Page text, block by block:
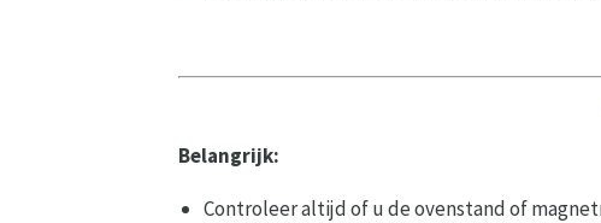
Belangrijk:
Controleer altijd of u de ovenstand of